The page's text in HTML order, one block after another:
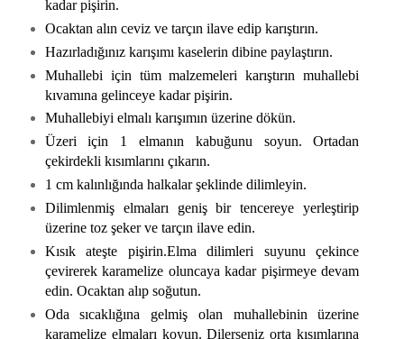
kadar pişirin.
Ocaktan alın ceviz ve tarçın ilave edip karıştırın.
Hazırladığınız karışımı kaselerin dibine paylaştırın.
Muhallebi için tüm malzemeleri karıştırın muhallebi
kıvamına gelinceye kadar pişirin.
Muhallebiyi elmalı karışımın üzerine dökün.
Üzeri için 1 elmanın kabuğunu soyun. Ortadan
çekirdekli kısımlarını çıkarın.
1 cm kalınlığında halkalar şeklinde dilimleyin.
Dilimlenmiş elmaları geniş bir tencereye yerleştirip
üzerine toz şeker ve tarçın ilave edin.
Kısık ateşte pişirin.Elma dilimleri suyunu çekince
çevirerek karamelize oluncaya kadar pişirmeye devam
edin. Ocaktan alıp soğutun.
Oda sıcaklığına gelmiş olan muhallebinin üzerine
karamelize elmaları koyun. Dilerseniz orta kısımlarına